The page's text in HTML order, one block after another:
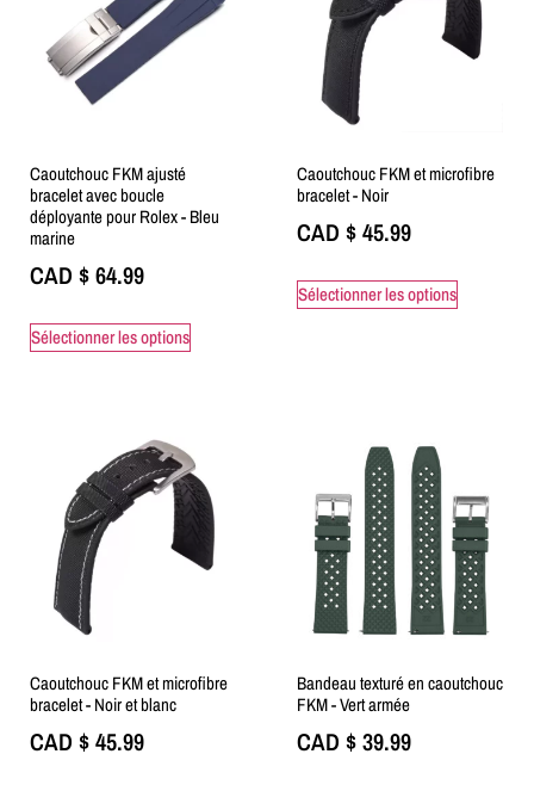
Caoutchouc FKM ajusté
bracelet avec boucle
déployante pour Rolex - Bleu
marine
CAD $64.99
Sélectionner les options
Caoutchouc FKM et microfibre
bracelet - Noir
CAD $45.99
Sélectionner les options
Caoutchouc FKM et microfibre
bracelet - Noir et blanc
CAD $45.99
Bandeau texturé en caoutchouc
FKM - Vert armée
CAD $39.99